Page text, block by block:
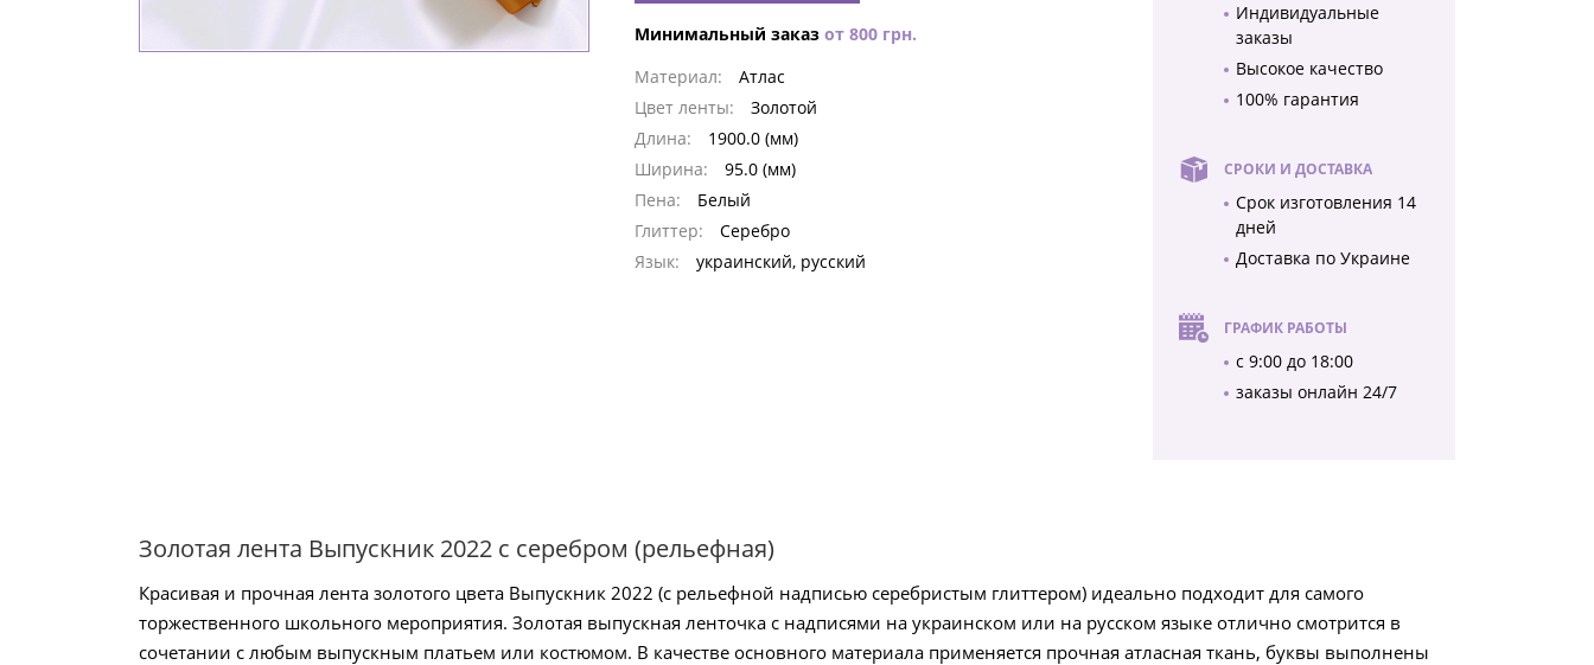
Минимальный заказ от 800 грн.
Материал:
Атлас
Цвет ленты:
Золотой
Длина:
1900.0 (мм)
Ширина:
95.0 (мм)
Пена:
Белый
Глиттер:
Серебро
Язык:
украинский, русский
Индивидуальные
заказы
Высокое качество
100% гарантия
СРОКИ И ДОСТАВКА
Срок изготовления 14
дней
Доставка по Украине
ГРАФИК РАБОТЫ
с 9:00 до 18:00
заказы онлайн 24/7
Золотая лента Выпускник 2022 с серебром (рельефная)
Красивая и прочная лента золотого цвета Выпускник 2022 (с рельефной надписью серебристым глиттером) идеально подходит для самого
торжественного школьного мероприятия. Золотая выпускная ленточка с надписями на украинском или на русском языке отлично смотрится в
сочетании с любым выпускным платьем или костюмом. В качестве основного материала применяется прочная атласная ткань, буквы выполнены